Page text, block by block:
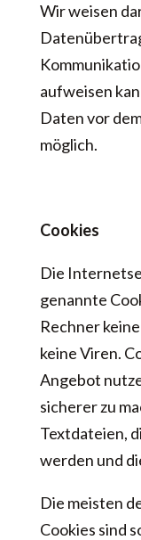
Wir weisen
aufweisen
Daten vor
möglich.
Cookies
Die
genannte
Rechner
keine Viren.
Angebot
sicherer zu
Textdateien,
werden und
Die meisten
Cookies sind